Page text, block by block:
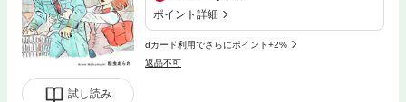
試し読み
ポイント詳細
dカード利用でさらにポイント+2%
返品不可